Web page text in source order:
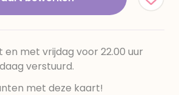
en met vrijdag voor 22.00 uur
verstuurd.
met deze kaart!